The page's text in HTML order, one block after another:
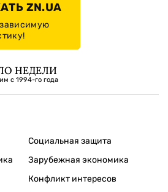
ZN.UA
НЕДЕЛИ
с 1994-го года
Социальная защита
Зарубежная экономика
Конфликт интересов